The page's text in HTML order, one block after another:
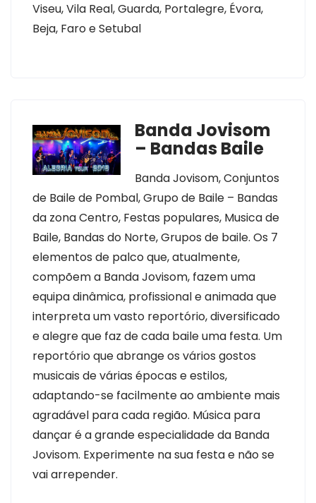
Viseu, Vila Real, Guarda, Portalegre, Évora,
Beja, Faro e Setubal
Banda Jovisom
– Bandas Baile
Banda Jovisom, Conjuntos
de Baile de Pombal, Grupo de Baile – Bandas
da zona Centro, Festas populares, Musica de
Baile, Bandas do Norte, Grupos de baile. Os 7
elementos de palco que, atualmente,
compõem a Banda Jovisom, fazem uma
equipa dinâmica, profissional e animada que
interpreta um vasto reportório, diversificado
e alegre que faz de cada baile uma festa. Um
reportório que abrange os vários gostos
musicais de várias épocas e estilos,
adaptando-se facilmente ao ambiente mais
agradável para cada região. Música para
dançar é a grande especialidade da Banda
Jovisom. Experimente na sua festa e não se
vai arrepender.